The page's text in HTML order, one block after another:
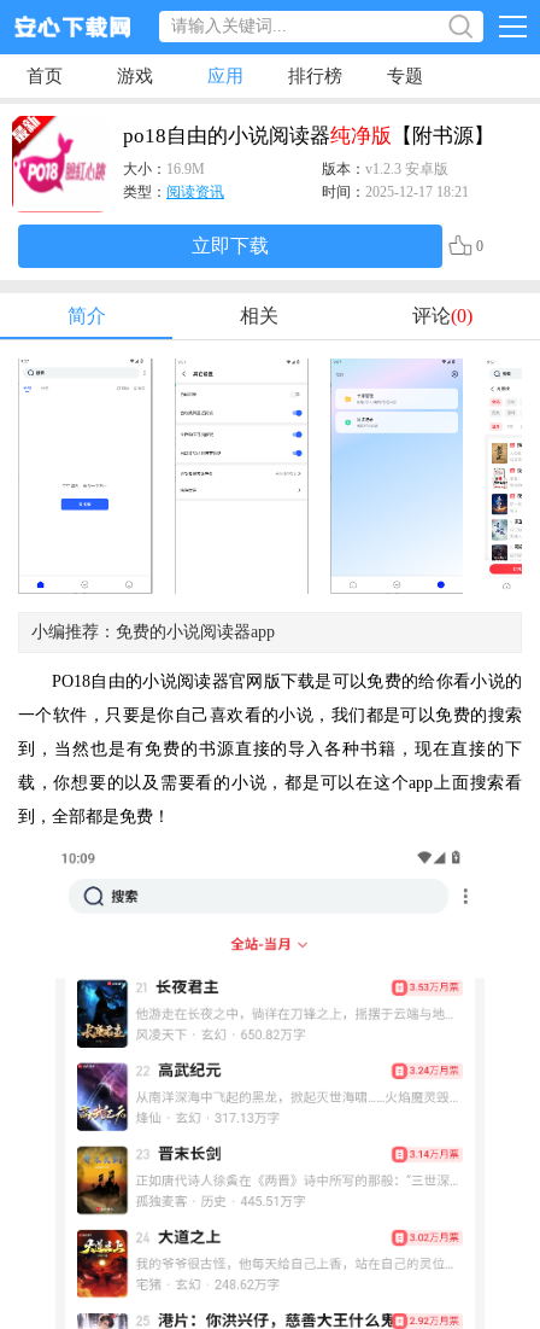
首页 游戏 应用 排行榜 专题
po18自由的小说阅读器纯净版 【附书源】
大小： 16.9M 版本： v1.2.3 安卓版
类型： 阅读资讯 时间： 2025-12-17 18:21
立即下载 0
简介 相关 评论(0)
小编推荐：免费的小说阅读器app
PO18自由的小说阅读器官网版下载是可以免费的给你看小说的
一个软件，只要是你自己喜欢看的小说，我们都是可以免费的搜索
到，当然也是有免费的书源直接的导入各种书籍，现在直接的下
载，你想要的以及需要看的小说，都是可以在这个app上面搜索看
到，全部都是免费！